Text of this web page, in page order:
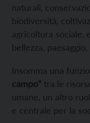
naturali,
biodiversità,
agricoltura sociale,
bellezza,
Insomma una
campo” tra le
umane, un altro
e centrale per la